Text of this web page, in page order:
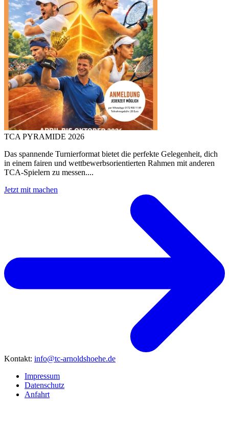
TCA PYRAMIDE 2026
Das spannende Turnierformat bietet die perfekte Gelegenheit, dich
in einem fairen und wettbewerbsorientierten Rahmen mit anderen
TCA-Spielern zu messen....
Jetzt mit machen
Kontakt: info@tc-arnoldshoehe.de
Impressum
Datenschutz
Anfahrt